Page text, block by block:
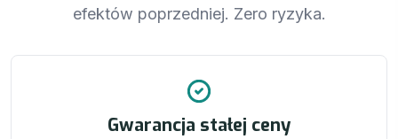
efektów poprzedniej. Zero ryzyka.
Gwarancja stałej ceny